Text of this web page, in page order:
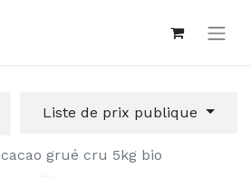
Liste de prix publique
cacao grué cru 5kg bio